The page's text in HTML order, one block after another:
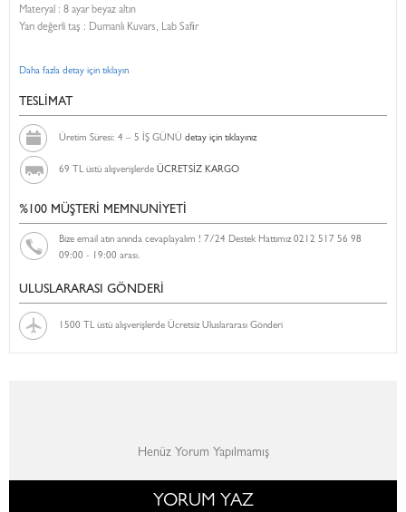
Materyal : 8 ayar beyaz altın
Yarı değerli taş : Dumanlı Kuvars, Lab Safir
Daha fazla detay için tıklayın
TESLİMAT
Üretim Süresi: 4 – 5 İŞ GÜNÜ detay için tıklayınız
69 TL üstü alışverişlerde ÜCRETSİZ KARGO
%100 MÜŞTERİ MEMNUNİYETİ
Bize email atın anında cevaplayalım ! 7/24 Destek Hattımız 0212 517 56 98
09:00 - 19:00 arası.
ULUSLARARASI GÖNDERİ
1500 TL üstü alışverişlerde Ücretsiz Uluslararası Gönderi
Henüz Yorum Yapılmamış
YORUM YAZ